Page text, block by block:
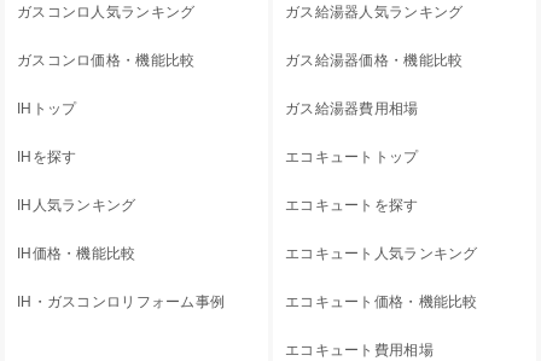
ガスコンロ人気ランキング
ガスコンロ価格・機能比較
IHトップ
IHを探す
IH人気ランキング
IH価格・機能比較
IH・ガスコンロリフォーム事例
ガス給湯器人気ランキング
ガス給湯器価格・機能比較
ガス給湯器費用相場
エコキュートトップ
エコキュートを探す
エコキュート人気ランキング
エコキュート価格・機能比較
エコキュート費用相場